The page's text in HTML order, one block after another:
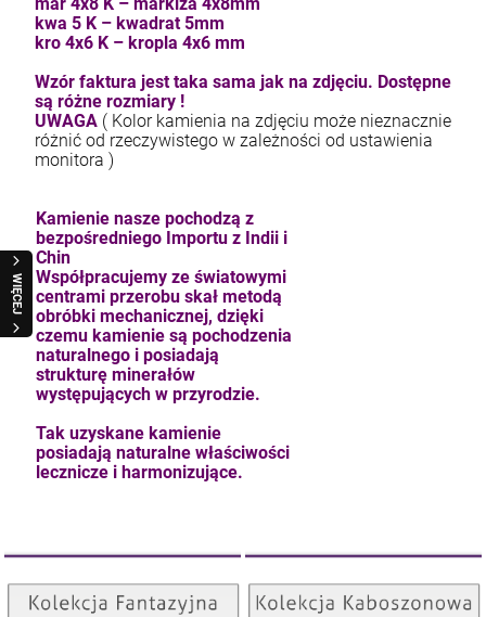
kam F granat okr 3
WIĘCEJ
kwa 5 K – kwadrat 5mm
kro 4x6 K – kropla 4x6 mm
Wzór faktura jest taka sama jak na zdjęciu. Dostępne
są różne rozmiary !
UWAGA ( Kolor kamienia na zdjęciu może nieznacznie
różnić od rzeczywistego w zależności od ustawienia
monitora )
Kamienie nasze pochodzą z
bezpośredniego Importu z Indii i
Chin
Współpracujemy ze światowymi
centrami przerobu skał metodą
obróbki mechanicznej, dzięki
czemu kamienie są pochodzenia
naturalnego i posiadają
strukturę minerałów
występujących w przyrodzie.
Tak uzyskane kamienie
posiadają naturalne właściwości
lecznicze i harmonizujące.
Kolekcja Fantazyjna
ZOBACZ
Kolekcja Kaboszonowa
ZOBACZ